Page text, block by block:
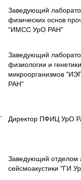
Заведующий
физических основ
"ИМСС УрО РАН"
Заведующий
физиологии и генетики
микроорганизмов
РАН"
Директор ПФИЦ УрО
Заведующий отделом
сейсмоакустики "ГИ